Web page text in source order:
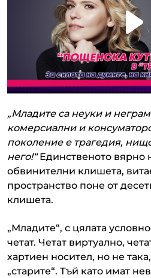
„Младите са неуки и
комерсиални и
поколение е трагедия,
него!“Единственото вярно
обвинителни клишета,
пространство поне от
клишета.
„Младите“, с цялата
четат. Четат виртуално,
хартиен носител, но не
„старите“. Тъй като имат